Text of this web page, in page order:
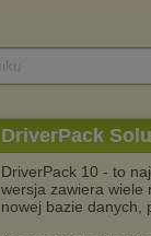
DriverPack
DriverPack 10 - to
wersja zawiera wiele
nowej bazie danych,